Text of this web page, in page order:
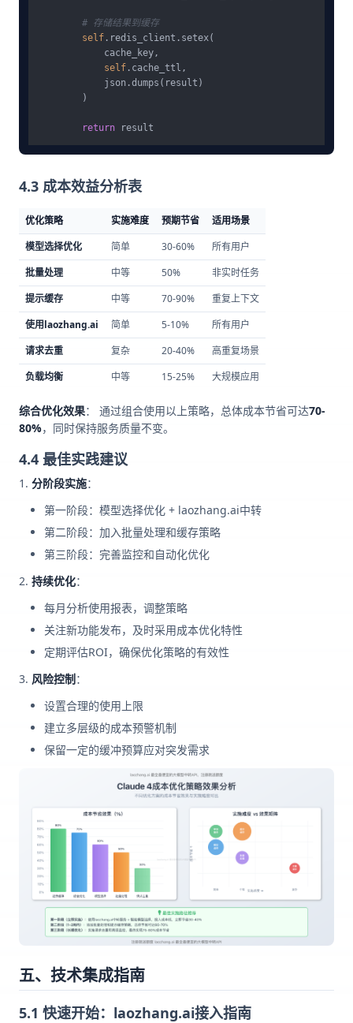
# 存储结果到缓存
self .redis_client.setex(
            cache_key,
self .cache_ttl,
            json.dumps(result)
        )
return
4.3 成本效益分析表
优化策略 实施难度 预期节省
适用场景
模型选择优化
简单 30-60%
所有用户
批量处理
中等 50%
非实时任务
提示缓存
中等 70-90%
重复上下文
使用laozhang.ai
简单 5-10%
所有用户
请求去重
复杂 20-40%
高重复场景
负载均衡
中等 15-25% 大规模应用
综合优化效果： 通过组合使用以上策略，总体成本节省可达70-
80%，同时保持服务质量不变。
4.4 最佳实践建议
分阶段实施：
第一阶段：模型选择优化 + laozhang.ai中转
第二阶段：加入批量处理和缓存策略
第三阶段：完善监控和自动化优化
持续优化：
每月分析使用报表，调整策略
关注新功能发布，及时采用成本优化特性
定期评估ROI，确保优化策略的有效性
风险控制：
设置合理的使用上限
建立多层级的成本预警机制
保留一定的缓冲预算应对突发需求
五、技术集成指南
5.1 快速开始：laozhang.ai接入指南